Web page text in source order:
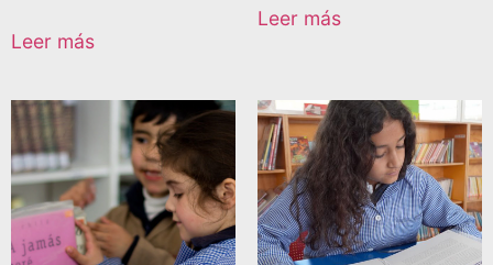
Leer más
Leer más